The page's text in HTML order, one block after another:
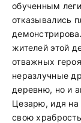
обученным
отказывались
жителей этой
отважных
неразлучные
деревню, но и
Цезарю, идя на
свою